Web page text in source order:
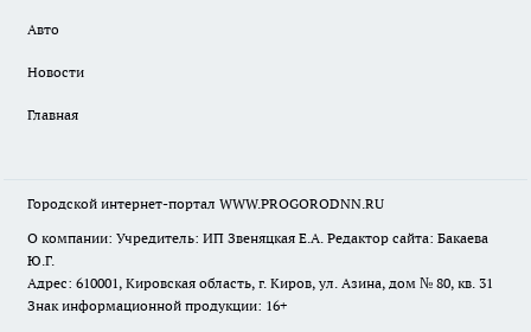
Авто
Новости
Главная
Городской интернет-портал WWW.PROGORODNN.RU
О компании: Учредитель: ИП Звеняцкая Е.А. Редактор сайта: Бакаева
Ю.Г.
Адрес: 610001, Кировская область, г. Киров, ул. Азина, дом № 80, кв. 31
Знак информационной продукции: 16+